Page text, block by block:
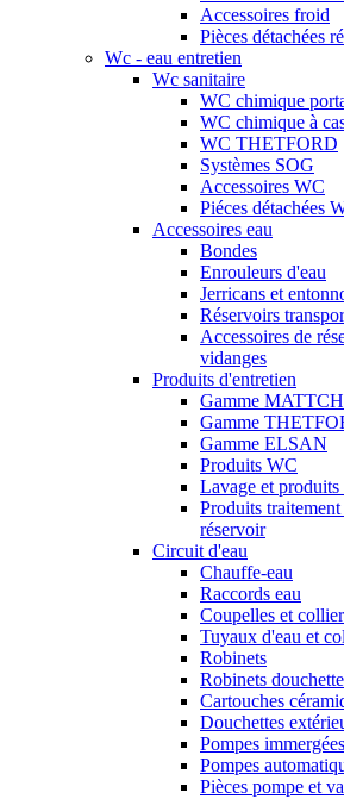
Accessoires froid
Pièces détachées
Wc - eau entretien
Wc sanitaire
WC chimique
WC chimique à
WC THETFORD
Systèmes SOG
Accessoires WC
Piéces détachées
Accessoires eau
Bondes
Enrouleurs d'eau
Jerricans et
Réservoirs
Accessoires de
vidanges
Produits d'entretien
Gamme
Gamme
Gamme ELSAN
Produits WC
Lavage et produits
Produits
réservoir
Circuit d'eau
Chauffe-eau
Raccords eau
Coupelles et
Tuyaux d'eau et
Robinets
Robinets
Cartouches
Douchettes
Pompes immergées
Pompes
Pièces pompe et